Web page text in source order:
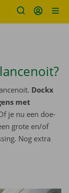
Dockx
met
je nu een doe-
grote en/of
Nog extra